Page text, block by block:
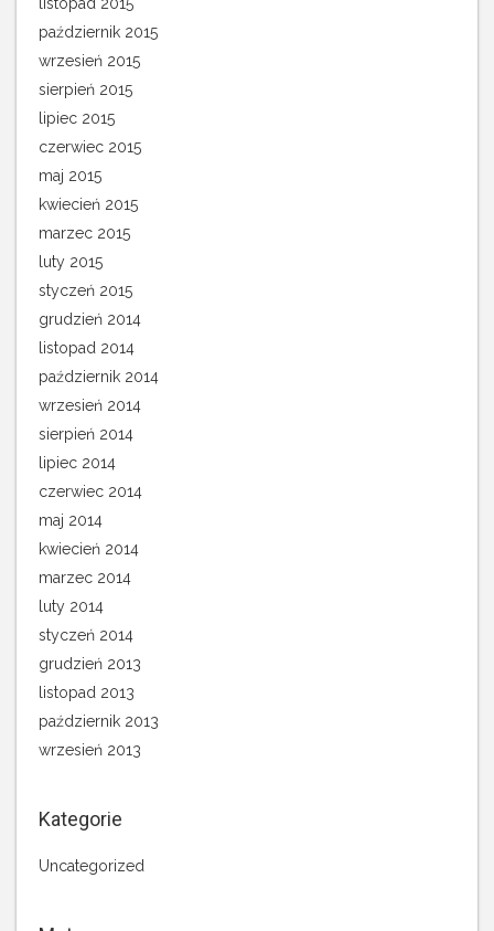
październik 2015
wrzesień 2015
sierpień 2015
lipiec 2015
czerwiec 2015
maj 2015
kwiecień 2015
marzec 2015
luty 2015
styczeń 2015
grudzień 2014
listopad 2014
październik 2014
wrzesień 2014
sierpień 2014
lipiec 2014
czerwiec 2014
maj 2014
kwiecień 2014
marzec 2014
luty 2014
styczeń 2014
grudzień 2013
listopad 2013
październik 2013
wrzesień 2013
Kategorie
Uncategorized